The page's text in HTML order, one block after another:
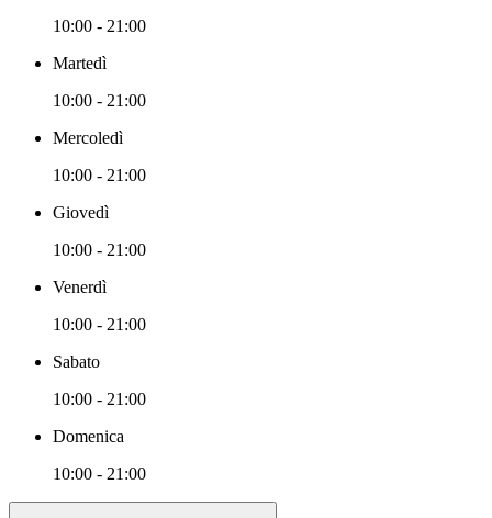
10:00 - 21:00
Martedì
10:00 - 21:00
Mercoledì
10:00 - 21:00
Giovedì
10:00 - 21:00
Venerdì
10:00 - 21:00
Sabato
10:00 - 21:00
Domenica
10:00 - 21:00